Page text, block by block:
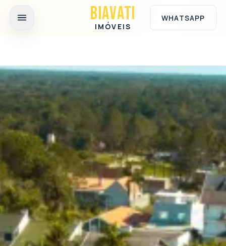
Ir para o conteúdo principal
BIAVATI
IMÓVEIS
WHATSAPP